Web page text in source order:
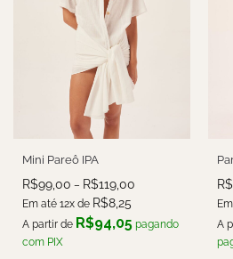
Mini Pareô IPA
R$99,00 – R$119,00
Em até 12x de R$8,25
A partir de R$94,05 pagando
com PIX
R$
A